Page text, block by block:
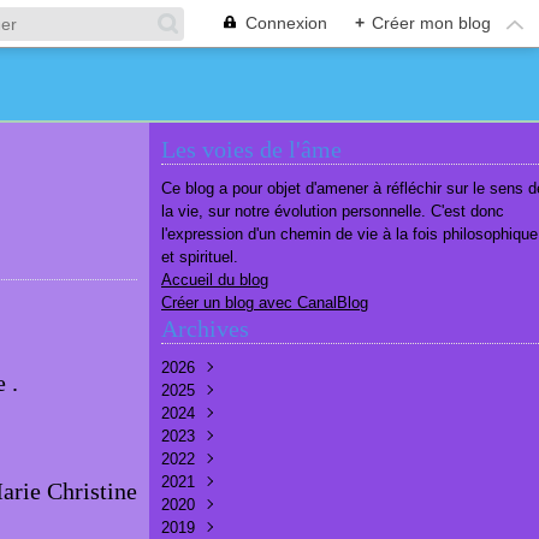
Connexion + Créer mon blog
.
Christine
Les voies de l'âme
Ce blog a pour objet d'amener à réfléchir sur le sens
la vie, sur notre évolution personnelle. C'est donc
l'expression d'un chemin de vie à la fois philosophique
et spirituel.
Accueil du blog
Créer un blog avec CanalBlog
Archives
2026
Août
Juillet
Juin
Mai(7)
Avril
Mars
Février
2025
Décembre
Novembre
Octobre
Septembre
Août
Juillet
2024
Décembre
Novembre
Octobre
Septembre
Août
2023
Décembre
Novembre
Octobre
Septembre
2022
Décembre
Septembre
Août
2021
Décembre
Novembre
2020
Décembre
2019